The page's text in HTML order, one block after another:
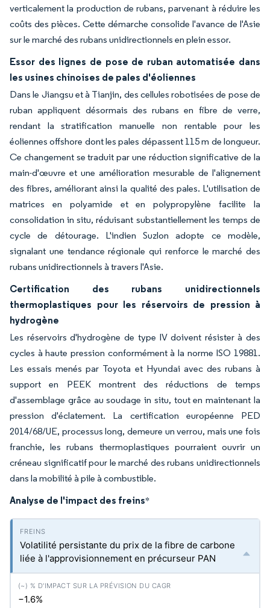
verticalement la production de rubans, parvenant à réduire les
coûts des pièces. Cette démarche consolide l'avance de l'Asie
sur le marché des rubans unidirectionnels en plein essor.
Essor des lignes de pose de ruban automatisée dans
les usines chinoises de pales d'éoliennes
Dans le Jiangsu et à Tianjin, des cellules robotisées de pose de
ruban appliquent désormais des rubans en fibre de verre,
rendant la stratification manuelle non rentable pour les
éoliennes offshore dont les pales dépassent 115 m de longueur.
Ce changement se traduit par une réduction significative de la
main-d'œuvre et une amélioration mesurable de l'alignement
des fibres, améliorant ainsi la qualité des pales. L'utilisation de
matrices en polyamide et en polypropylène facilite la
consolidation in situ, réduisant substantiellement les temps de
cycle de détourage. L'indien Suzlon adopte ce modèle,
signalant une tendance régionale qui renforce le marché des
rubans unidirectionnels à travers l'Asie.
Certification des rubans unidirectionnels
thermoplastiques pour les réservoirs de pression à
hydrogène
Les réservoirs d'hydrogène de type IV doivent résister à des
cycles à haute pression conformément à la norme ISO 19881.
Les essais menés par Toyota et Hyundai avec des rubans à
support en PEEK montrent des réductions de temps
d'assemblage grâce au soudage in situ, tout en maintenant la
pression d'éclatement. La certification européenne PED
2014/68/UE, processus long, demeure un verrou, mais une fois
franchie, les rubans thermoplastiques pourraient ouvrir un
créneau significatif pour le marché des rubans unidirectionnels
dans la mobilité à pile à combustible.
Analyse de l'impact des freins*
Volatilité persistante du prix de la fibre de carbone
liée à l'approvisionnement en précurseur PAN
−1.6%